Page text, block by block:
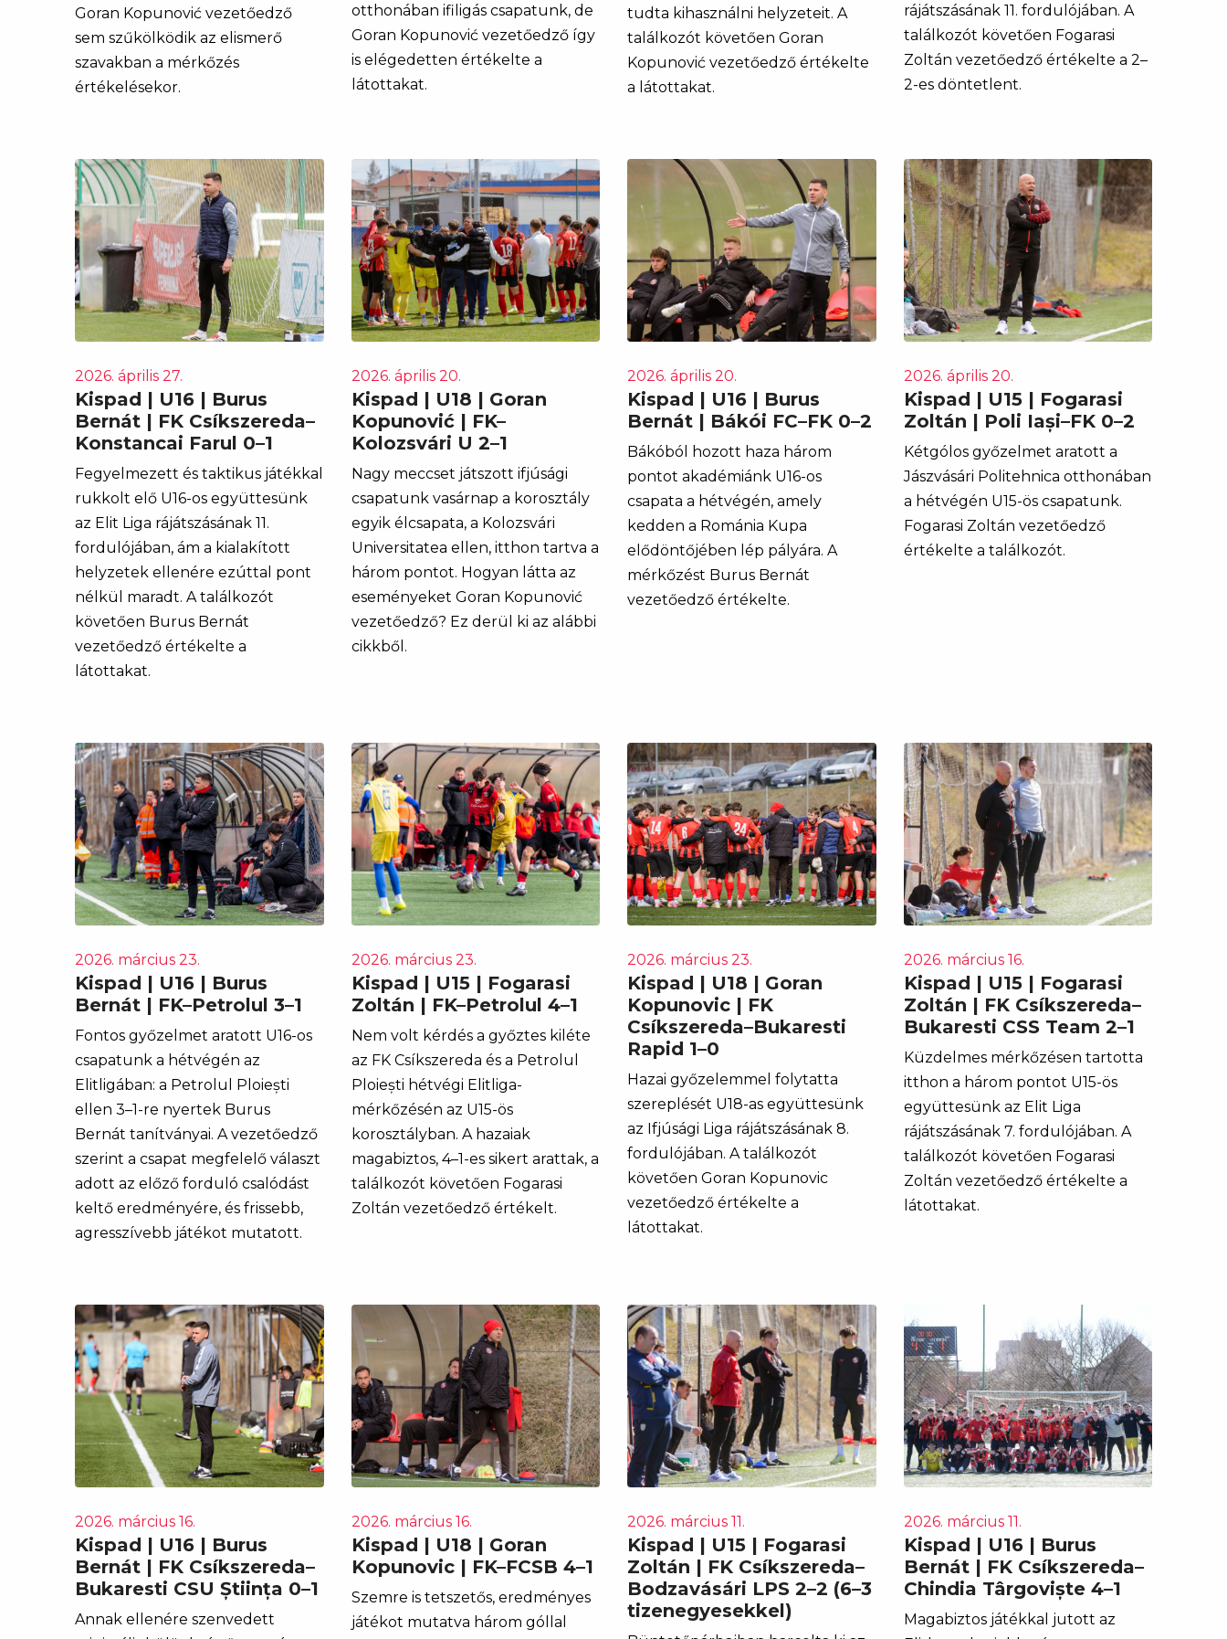
Goran Kopunović vezetőedző
sem szűkölködik az elismerő
szavakban a mérkőzés
értékelésekor.
otthonában ifiligás csapatunk, de
Goran Kopunović vezetőedző így
is elégedetten értékelte a
látottakat.
tudta kihasználni helyzeteit. A
találkozót követően Goran
Kopunović vezetőedző értékelte
a látottakat.
rájátszásának 11. fordulójában. A
találkozót követően Fogarasi
Zoltán vezetőedző értékelte a 2–
2-es döntetlent.
2026. április 27.
Kispad | U16 | Burus
Bernát | FK Csíkszereda–
Konstancai Farul 0–1
Fegyelmezett és taktikus játékkal
rukkolt elő U16-os együttesünk
az Elit Liga rájátszásának 11.
fordulójában, ám a kialakított
helyzetek ellenére ezúttal pont
nélkül maradt. A találkozót
követően Burus Bernát
vezetőedző értékelte a
látottakat.
2026. április 20.
Kispad | U18 | Goran
Kopunović | FK–
Kolozsvári U 2–1
Nagy meccset játszott ifjúsági
csapatunk vasárnap a korosztály
egyik élcsapata, a Kolozsvári
Universitatea ellen, itthon tartva a
három pontot. Hogyan látta az
eseményeket Goran Kopunović
vezetőedző? Ez derül ki az alábbi
cikkből.
2026. április 20.
Kispad | U16 | Burus
Bernát | Bákói FC–FK 0–2
Bákóból hozott haza három
pontot akadémiánk U16-os
csapata a hétvégén, amely
kedden a Románia Kupa
elődöntőjében lép pályára. A
mérkőzést Burus Bernát
vezetőedző értékelte.
2026. április 20.
Kispad | U15 | Fogarasi
Zoltán | Poli Iași–FK 0–2
Kétgólos győzelmet aratott a
Jászvásári Politehnica otthonában
a hétvégén U15-ös csapatunk.
Fogarasi Zoltán vezetőedző
értékelte a találkozót.
2026. március 23.
Kispad | U16 | Burus
Bernát | FK–Petrolul 3–1
Fontos győzelmet aratott U16-os
csapatunk a hétvégén az
Elitligában: a Petrolul Ploiești
ellen 3–1-re nyertek Burus
Bernát tanítványai. A vezetőedző
szerint a csapat megfelelő választ
adott az előző forduló csalódást
keltő eredményére, és frissebb,
agresszívebb játékot mutatott.
2026. március 23.
Kispad | U15 | Fogarasi
Zoltán | FK–Petrolul 4–1
Nem volt kérdés a győztes kiléte
az FK Csíkszereda és a Petrolul
Ploiești hétvégi Elitliga-
mérkőzésén az U15-ös
korosztályban. A hazaiak
magabiztos, 4–1-es sikert arattak, a
találkozót követően Fogarasi
Zoltán vezetőedző értékelt.
2026. március 23.
Kispad | U18 | Goran
Kopunovic | FK
Csíkszereda–Bukaresti
Rapid 1–0
Hazai győzelemmel folytatta
szereplését U18-as együttesünk
az Ifjúsági Liga rájátszásának 8.
fordulójában. A találkozót
követően Goran Kopunovic
vezetőedző értékelte a
látottakat.
2026. március 16.
Kispad | U15 | Fogarasi
Zoltán | FK Csíkszereda–
Bukaresti CSS Team 2–1
Küzdelmes mérkőzésen tartotta
itthon a három pontot U15-ös
együttesünk az Elit Liga
rájátszásának 7. fordulójában. A
találkozót követően Fogarasi
Zoltán vezetőedző értékelte a
látottakat.
2026. március 16.
Kispad | U16 | Burus
Bernát | FK Csíkszereda–
Bukaresti CSU Știința 0–1
Annak ellenére szenvedett
2026. március 16.
Kispad | U18 | Goran
Kopunovic | FK–FCSB 4–1
Szemre is tetszetős, eredményes
játékot mutatva három góllal
2026. március 11.
Kispad | U15 | Fogarasi
Zoltán | FK Csíkszereda–
Bodzavásári LPS 2–2 (6–3
tizenegyesekkel)
2026. március 11.
Kispad | U16 | Burus
Bernát | FK Csíkszereda–
Chindia Târgoviște 4–1
Magabiztos játékkal jutott az